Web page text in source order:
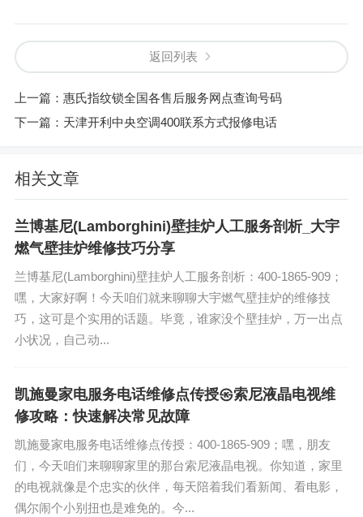
返回列表
上一篇： 惠氏指纹锁全国各售后服务网点查询号码
下一篇： 天津开利中央空调400联系方式报修电话
相关文章
兰博基尼(Lamborghini)壁挂炉人工服务剖析_大宇
燃气壁挂炉维修技巧分享
兰博基尼(Lamborghini)壁挂炉人工服务剖析：400-1865-909；
嘿，大家好啊！今天咱们就来聊聊大宇燃气壁挂炉的维修技
巧，这可是个实用的话题。毕竟，谁家没个壁挂炉，万一出点
小状况，自己动...
凯施曼家电服务电话维修点传授㉿索尼液晶电视维
修攻略：快速解决常见故障
凯施曼家电服务电话维修点传授：400-1865-909；嘿，朋友
们，今天咱们来聊聊家里的那台索尼液晶电视。你知道，家里
的电视就像是个忠实的伙伴，每天陪着我们看新闻、看电影，
偶尔闹个小别扭也是难免的。今...